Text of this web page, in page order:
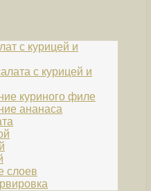
с курицей и
с курицей и
куриного филе
ананаса
слоев